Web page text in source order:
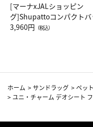
[マーナxJALショッピン
グ]Shupattoコンパクトバ
Drop JAL客室乗務員（LC
3,960円 （税込）
ホーム >サンドラッグ >ペット
> ユニ・チャーム デオシート